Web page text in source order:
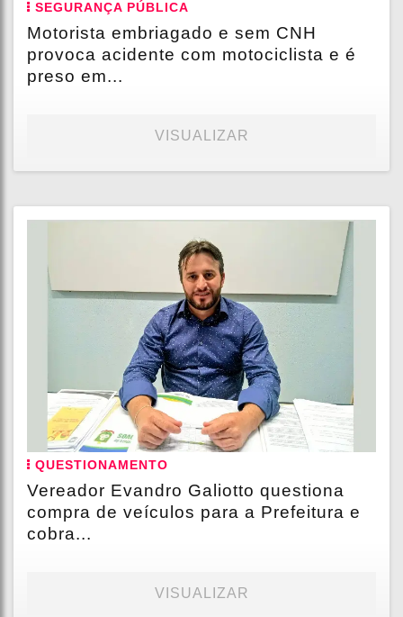
SEGURANÇA PÚBLICA
Motorista embriagado e sem CNH
provoca acidente com motociclista e é
preso em...
VISUALIZAR
QUESTIONAMENTO
Vereador Evandro Galiotto questiona
compra de veículos para a Prefeitura e
cobra...
VISUALIZAR